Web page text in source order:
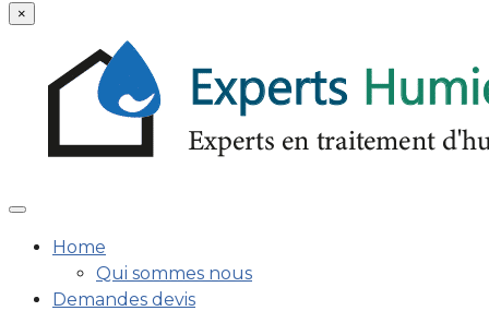
×
Home
Qui sommes nous
Demandes devis